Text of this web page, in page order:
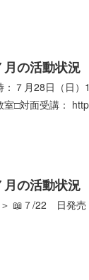
月の活動状況
：７月28日（日
室□対面受講：
月の活動状況
＞ 📖７/22 日発